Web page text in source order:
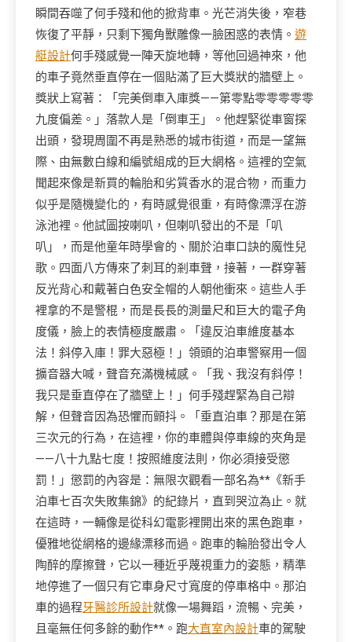
瞬間吞噬了何手殘和他的掀背車。光芒消失後，窄巷
恢復了平靜，只剩下獨角獸雕像一臉困惑的表情。 遊
艇設計何手殘感覺一陣天旋地轉，等他回過神來，他
的車子竟然垂直停在一個貼滿了巨大獎狀的牆壁上。
獎狀上寫著：「完美倒車入庫獎——第零點零零零零零
九度偏差。」落款人是「倒車王」。他趕緊從車窗探
出頭，發現周圍不再是熟悉的城市街道，而是一望無
際、由無數白線和編號組成的巨大網格。這裡的空氣
聞起來像是新買的輪胎和劣質香水的混合物，而重力
似乎是隨機變化的，有時感覺很重，有時像漂浮在游
泳池裡。他試圖按喇叭，但喇叭發出的不是「叭
叭」，而是他童年時學會的、關於泊車口訣的魔性兒
歌。四面八方傳來了刺耳的剎車聲，接著，一群穿著
反光背心和戴著白色安全帽的人朝他衝來。這些人手
裡拿的不是警棍，而是長長的測量尺和巨大的電子角
度儀，臉上的表情極度嚴肅。「違反泊車維度基本
法！斜停入庫！罪大惡極！」領頭的泊車警察用一個
擴音器大喊，聲音充滿機械感。「我、我沒有斜停！
我只是垂直停在了牆壁上！」何手殘趕緊為自己辯
解，但聲音因為恐懼而顫抖。「垂直泊車？那是在第
三次元的行為，在這裡，你的車體與停車線的夾角是
——八十九點七度！按照維度法則，你必須接受懲
罰！」懲罰的內容是：無限次觀看一部名為**《新手
泊車七百次失敗集錦》的紀錄片，直到哭泣為止。就
在這時，一輛像是從科幻電影裡開出來的黑色跑車，
優雅地從網格的邊緣漂移而過。跑車的輪胎發出令人
陶醉的摩擦聲，它以一種近乎蔑視重力的姿態，精準
地停進了一個只有它車身尺寸寬度的停車格中。那泊
車的過程牙醫診所設計就像一場舞蹈，流暢、完美，
且毫無任何多餘的動作**。跑大直室內設計車的駕駛